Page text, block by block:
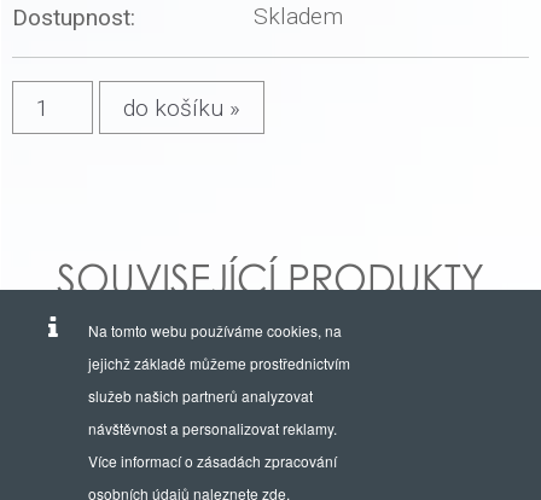
Dostupnost:
Skladem
SOUVISEJÍCÍ PRODUKTY
Na tomto webu používáme cookies, na
jejichž základě můžeme prostřednictvím
služeb našich partnerů analyzovat
návštěvnost a personalizovat reklamy.
Více informací o zásadách zpracování
osobních údajů naleznete zde.